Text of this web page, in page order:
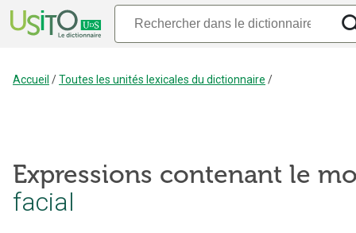
Accueil /Toutes les unités lexicales du dictionnaire /
Expressions contenant le
facial